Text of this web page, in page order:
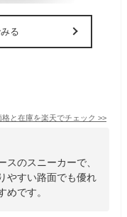
る
格と在庫を楽天でチェック >>
のスニーカーで、
やすい路面でも優れ
めです。